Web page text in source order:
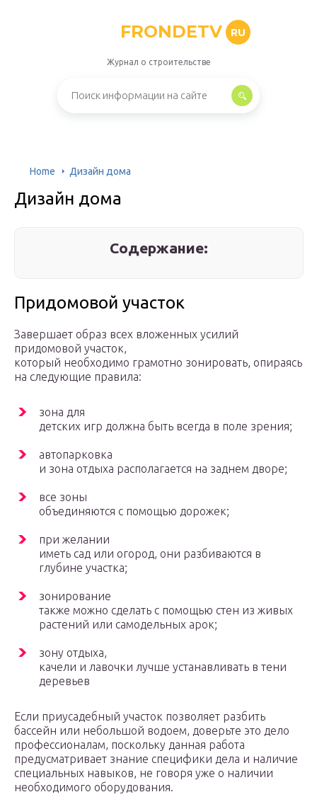
FRONDETV RU
Журнал о строительстве
Home Дизайн дома
Дизайн дома
Содержание:
Придомовой участок
Завершает образ всех вложенных усилий
придомовой участок,
который необходимо грамотно зонировать, опираясь
на следующие правила:
зона для
детских игр должна быть всегда в поле зрения;
автопарковка
и зона отдыха располагается на заднем дворе;
все зоны
объединяются с помощью дорожек;
при желании
иметь сад или огород, они разбиваются в
глубине участка;
зонирование
также можно сделать с помощью стен из живых
растений или самодельных арок;
зону отдыха,
качели и лавочки лучше устанавливать в тени
деревьев
Если приусадебный участок позволяет разбить
бассейн или небольшой водоем, доверьте это дело
профессионалам, поскольку данная работа
предусматривает знание специфики дела и наличие
специальных навыков, не говоря уже о наличии
необходимого оборудования.